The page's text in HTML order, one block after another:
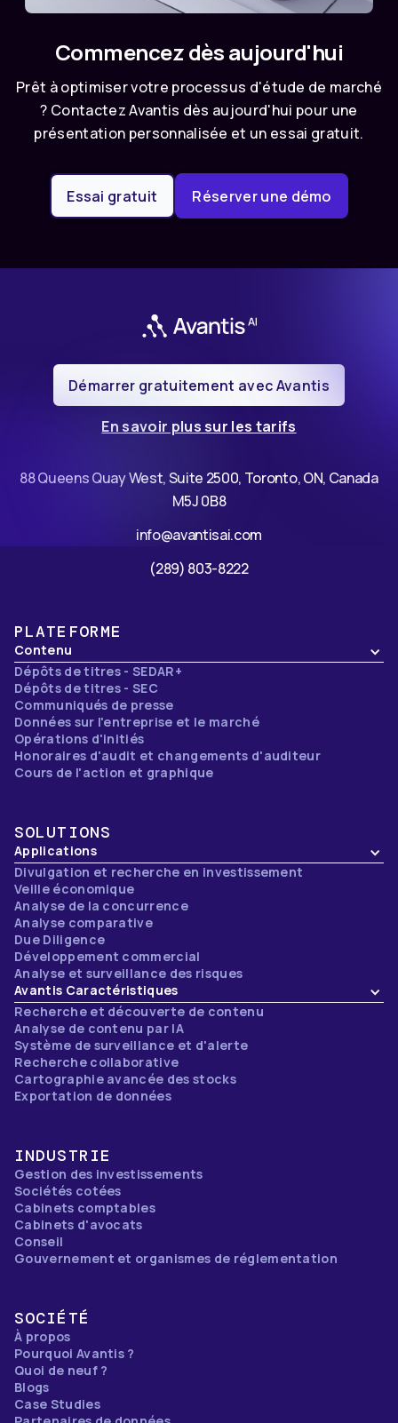
Commencez dès aujourd'hui
Prêt à optimiser votre processus d'étude de marché
? Contactez Avantis dès aujourd'hui pour une
présentation personnalisée et un essai gratuit.
Essai gratuit Réserver une démo
Démarrer gratuitement avec Avantis
En savoir plus sur les tarifs
88 Queens Quay West, Suite 2500, Toronto, ON, Canada
M5J 0B8
info@avantisai.com
(289) 803-8222
PLATEFORME
Contenu
Dépôts de titres - SEDAR+
Dépôts de titres - SEC
Communiqués de presse
Données sur l'entreprise et le marché
Opérations d'initiés
Honoraires d'audit et changements d'auditeur
Cours de l'action et graphique
SOLUTIONS
Applications
Divulgation et recherche en investissement
Veille économique
Analyse de la concurrence
Analyse comparative
Due Diligence
Développement commercial
Analyse et surveillance des risques
Avantis Caractéristiques
Recherche et découverte de contenu
Analyse de contenu par IA
Système de surveillance et d'alerte
Recherche collaborative
Cartographie avancée des stocks
Exportation de données
INDUSTRIE
Gestion des investissements
Sociétés cotées
Cabinets comptables
Cabinets d'avocats
Conseil
Gouvernement et organismes de réglementation
SOCIÉTÉ
À propos
Pourquoi Avantis ?
Quoi de neuf ?
Blogs
Case Studies